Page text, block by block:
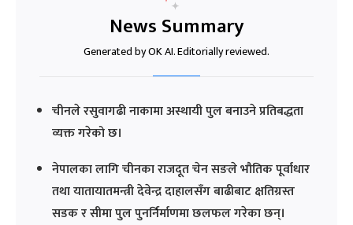
News Summary
Generated by OK AI. Editorially reviewed.
चीनले रसुवागढी नाकामा अस्थायी पुल बनाउने प्रतिबद्धता
व्यक्त गरेको छ।
नेपालका लागि चीनका राजदूत चेन सङले भौतिक पूर्वाधार
तथा यातायातमन्त्री देवेन्द्र दाहालसँग बाढीबाट क्षतिग्रस्त
सडक र सीमा पुल पुनर्निर्माणमा छलफल गरेका छन्।